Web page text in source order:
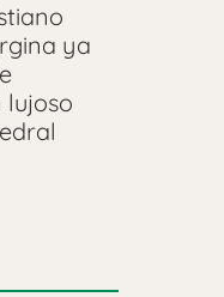
ya
lujoso